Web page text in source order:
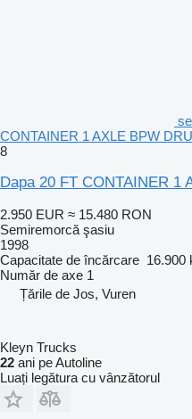
CONTAINER 1 AXLE BPW
8
Dapa 20 FT CONTAINER 1
2.950 EUR ≈ 15.480 RON
Semiremorcă şasiu
1998
Capacitate de încărcare 16.900
Număr de axe 1
Țările de Jos, Vuren
Kleyn Trucks
22 ani pe Autoline
Luați legătura cu vânzătorul